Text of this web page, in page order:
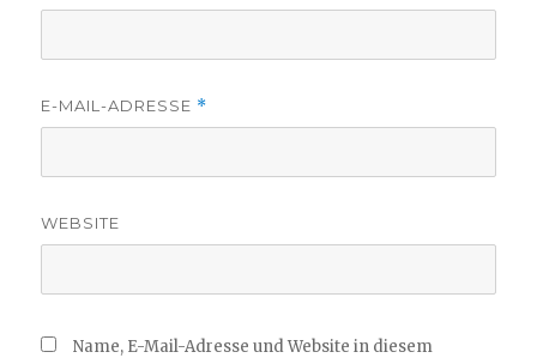
E-MAIL-ADRESSE *
WEBSITE
Name, E-Mail-Adresse und Website in diesem